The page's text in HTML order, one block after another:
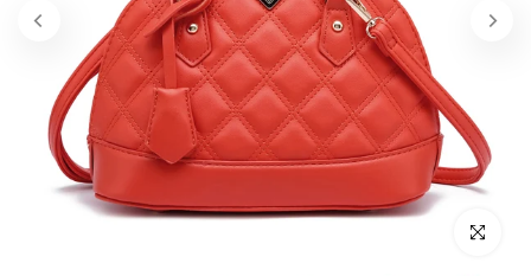
Click to